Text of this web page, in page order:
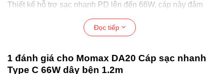
Thiết kế hỗ trợ sạc nhanh PD lên đến 66W, cáp này đảm
bảo thiết bị của bạn nhận được nguồn điện cần thiết một
cách nhanh chóng và hiệu quả. Cấu trúc nylon bện ba lớp
thách theo thời gian và sử dụng hàng ngày mà không làm
giảm hiệu suất.
Đọc tiếp
1 đánh giá cho Momax DA20 Cáp sạc nhanh
Type C 66W dây bện 1.2m